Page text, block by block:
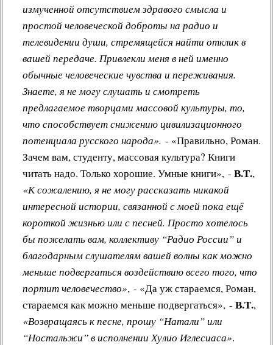
измученной отсутствием здравого смысла и
простой человеческой доброты на радио и
телевидении души, стремящейся найти отклик в
вашей передаче. Привлекли меня в ней именно
обычные человеческие чувства и переживания.
Знаете, я не могу слушать и смотреть
предлагаемое творцами массовой культуры, то,
что способствует снижению цивилизационного
потенциала русского народа». - «Правильно, Роман.
Зачем вам, студенту, массовая культура? Книги
читать надо. Только хорошие. Умные книги», - В.Т.,
«К сожалению, я не могу рассказать никакой
интересной истории, связанной с моей пока ещё
короткой жизнью или с песней. Просто хотелось
бы пожелать вам, коллективу “Радио России” и
благодарным слушателям вашей волны как можно
меньше подвергаться воздействию всего того, что
портит человечество», - «Да уж стараемся, Роман,
стараемся как можно меньше подвергаться», - В.Т.,
«Возвращаясь к песне, прошу “Натали” или
“Ностальжи” в исполнении Хулио Иглесиаса».